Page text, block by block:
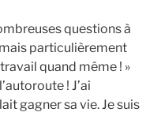
questions à
particulièrement
quand même ! »
! J’ai
gagner sa vie. Je suis